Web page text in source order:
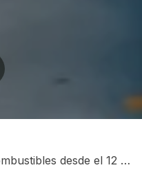
desde el 12 de junio